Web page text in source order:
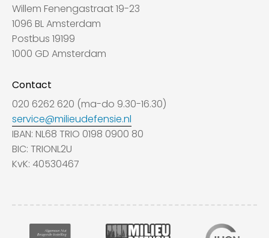
Willem Fenengastraat 19-23
1096 BL Amsterdam
Postbus 19199
1000 GD Amsterdam
Contact
020 6262 620 (ma-do 9.30-16.30)
service@milieudefensie.nl
IBAN: NL68 TRIO 0198 0900 80
BIC: TRIONL2U
KvK: 40530467